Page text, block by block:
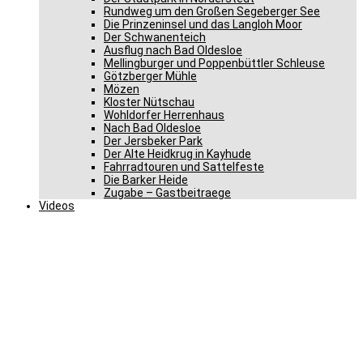
Rundweg um den Großen Segeberger See
Die Prinzeninsel und das Langloh Moor
Der Schwanenteich
Ausflug nach Bad Oldesloe
Mellingburger und Poppenbüttler Schleuse
Götzberger Mühle
Mözen
Kloster Nütschau
Wohldorfer Herrenhaus
Nach Bad Oldesloe
Der Jersbeker Park
Der Alte Heidkrug in Kayhude
Fahrradtouren und Sattelfeste
Die Barker Heide
Zugabe – Gastbeitraege
Videos